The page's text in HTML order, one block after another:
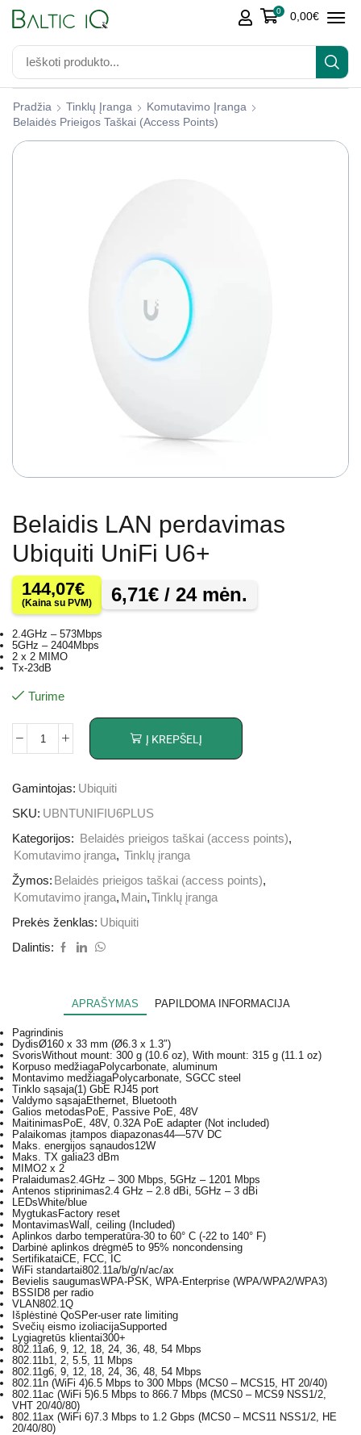
0 0,00€
Pradžia Tinklų Įranga
Komutavimo Įranga
Belaidės Prieigos Taškai (access Points)
Belaidis LAN perdavimas
Ubiquiti UniFi U6+
144,07€
(Kaina su PVM) 6,71€ / 24 mėn.
2.4GHz – 573Mbps
5GHz – 2404Mbps
2 x 2 MIMO
Tx-23dB
Turime
Į KREPŠELĮ
Gamintojas: Ubiquiti
SKU: UBNTUNIFIU6PLUS
Kategorijos:
Belaidės prieigos taškai (access points),
Komutavimo įranga, Tinklų įranga
Žymos: Belaidės prieigos taškai (access points),
Komutavimo įranga, Main,Tinklų įranga
Prekės ženklas: Ubiquiti
Dalintis:
APRAŠYMAS PAPILDOMA INFORMACIJA
Pagrindinis
DydisØ160 x 33 mm (Ø6.3 x 1.3″)
SvorisWithout mount: 300 g (10.6 oz), With mount: 315 g (11.1 oz)
Korpuso medžiagaPolycarbonate, aluminum
Montavimo medžiagaPolycarbonate, SGCC steel
Tinklo sąsaja(1) GbE RJ45 port
Valdymo sąsajaEthernet, Bluetooth
Galios metodasPoE, Passive PoE, 48V
MaitinimasPoE, 48V, 0.32A PoE adapter (Not included)
Palaikomas įtampos diapazonas44—57V DC
Maks. energijos sąnaudos12W
Maks. TX galia23 dBm
MIMO2 x 2
Pralaidumas2.4GHz – 300 Mbps, 5GHz – 1201 Mbps
Antenos stiprinimas2.4 GHz – 2.8 dBi, 5GHz – 3 dBi
LEDsWhite/blue
MygtukasFactory reset
MontavimasWall, ceiling (Included)
Aplinkos darbo temperatūra-30 to 60° C (-22 to 140° F)
Darbinė aplinkos drėgmė5 to 95% noncondensing
SertifikataiCE, FCC, IC
WiFi standartai802.11a/b/g/n/ac/ax
Bevielis saugumasWPA-PSK, WPA-Enterprise (WPA/WPA2/WPA3)
BSSID8 per radio
VLAN802.1Q
Išplėstinė QoSPer-user rate limiting
Svečių eismo izoliacijaSupported
Lygiagretūs klientai300+
802.11a6, 9, 12, 18, 24, 36, 48, 54 Mbps
802.11b1, 2, 5.5, 11 Mbps
802.11g6, 9, 12, 18, 24, 36, 48, 54 Mbps
802.11n (WiFi 4)6.5 Mbps to 300 Mbps (MCS0 – MCS15, HT 20/40)
802.11ac (WiFi 5)6.5 Mbps to 866.7 Mbps (MCS0 – MCS9 NSS1/2,
VHT 20/40/80)
802.11ax (WiFi 6)7.3 Mbps to 1.2 Gbps (MCS0 – MCS11 NSS1/2, HE
20/40/80)